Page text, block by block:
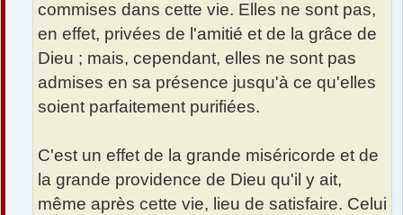
commises dans cette vie. Elles ne sont pas,
en effet, privées de l'amitié et de la grâce de
Dieu ; mais, cependant, elles ne sont pas
admises en sa présence jusqu'à ce qu'elles
soient parfaitement purifiées.
C'est un effet de la grande miséricorde et de
la grande providence de Dieu qu'il y ait,
même après cette vie, lieu de satisfaire. Celui